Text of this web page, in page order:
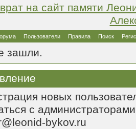
на сайт памяти
Пользователи Правила Поиск
зашли.
новых
с
bykov.ru